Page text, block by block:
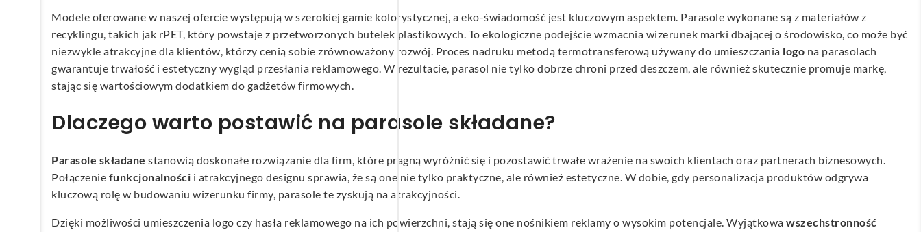
Modele oferowane w naszej ofercie występują w szerokiej gamie kolorystycznej, a eko-świadomość jest kluczowym aspektem. Parasole wykonane są z materiałów z
recyklingu, takich jak rPET, który powstaje z przetworzonych butelek plastikowych. To ekologiczne podejście wzmacnia wizerunek marki dbającej o środowisko, co może być
niezwykle atrakcyjne dla klientów, którzy cenią sobie zrównoważony rozwój. Proces nadruku metodą termotransferową używany do umieszczania logo na parasolach
gwarantuje trwałość i estetyczny wygląd przesłania reklamowego. W rezultacie, parasol nie tylko dobrze chroni przed deszczem, ale również skutecznie promuje markę,
stając się wartościowym dodatkiem do gadżetów firmowych.
Dlaczego warto postawić na parasole składane?
Parasole składane stanowią doskonałe rozwiązanie dla firm, które pragną wyróżnić się i pozostawić trwałe wrażenie na swoich klientach oraz partnerach biznesowych.
Połączenie funkcjonalności i atrakcyjnego designu sprawia, że są one nie tylko praktyczne, ale również estetyczne. W dobie, gdy personalizacja produktów odgrywa
kluczową rolę w budowaniu wizerunku firmy, parasole te zyskują na atrakcyjności.
Dzięki możliwości umieszczenia logo czy hasła reklamowego na ich powierzchni, stają się one nośnikiem reklamy o wysokim potencjale. Wyjątkowa wszechstronność